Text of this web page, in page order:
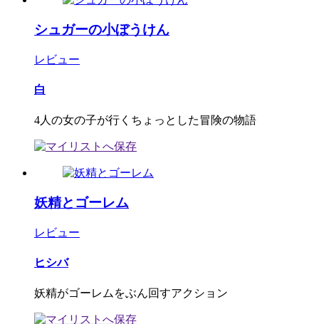
シュガーの小ぼうけん
レビュー
白
4人の女の子が行くちょっとした冒険の物語
妖精とゴーレム
レビュー
ヒシバ
妖精がゴーレムをぶん回すアクション